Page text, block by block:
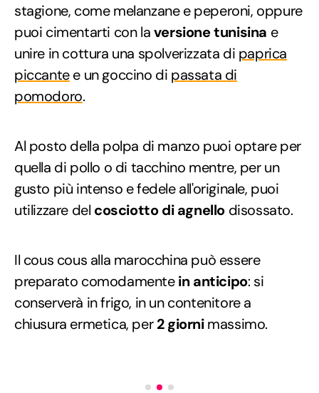
stagione, come melanzane e peperoni, oppure
puoi cimentarti con laversione tunisina e
unire in cottura una spolverizzata di paprica
piccantee un goccino di passata di
pomodoro.
Al posto della polpa di manzo puoi optare per
quella di pollo o di tacchino mentre, per un
gusto più intenso e fedele all'originale, puoi
utilizzare del cosciotto di agnello disossato.
Il cous cous alla marocchina può essere
preparato comodamentein anticipo: si
conserverà in frigo, in un contenitore a
chiusura ermetica, per2 giornimassimo.